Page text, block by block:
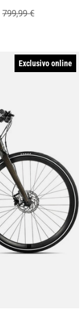
799,99 €
Exclusivo online